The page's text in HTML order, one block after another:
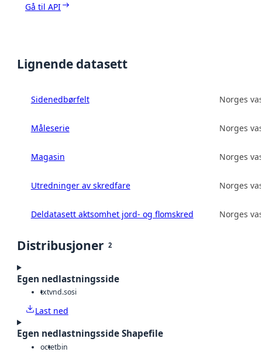
Gå til API
Lignende datasett
Sidenedbørfelt Norges
Måleserie Norges
Magasin Norges
Utredninger av skredfare Norges
Deldatasett aktsomhet jord- og flomskred Norges
Distribusjoner 2
Egen nedlastningsside
txtvnd.sosi
Last ned
Egen nedlastningsside Shapefile
octetbin